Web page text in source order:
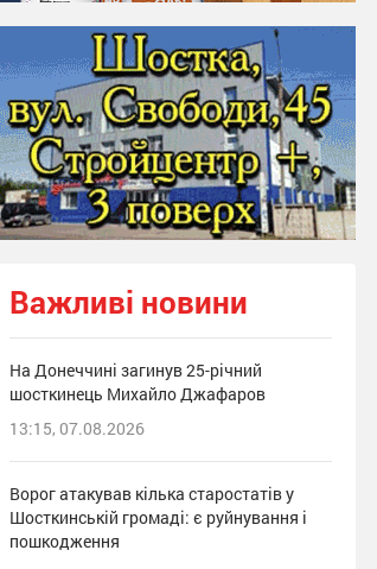
Важливі новини
На Донеччині загинув 25-річний
шосткинець Михайло Джафаров
13:15, 07.08.2026
Ворог атакував кілька старостатів у
Шосткинській громаді: є руйнування і
пошкодження